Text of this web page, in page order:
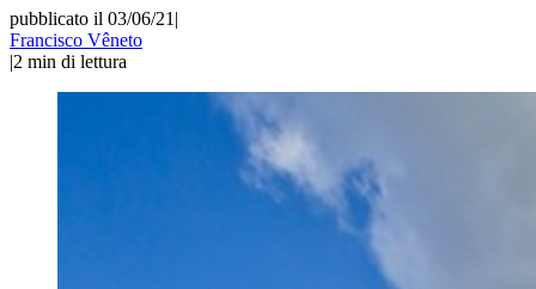
pubblicato il 03/06/21 |
Francisco Vêneto
|2 min di lettura